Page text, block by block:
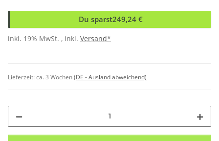
Du sparst249,24 €
inkl. 19% MwSt. , inkl. Versand*
Lieferzeit:ca. 3 Wochen(DE - Ausland abweichend)